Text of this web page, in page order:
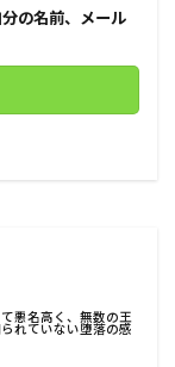
の名前、メール